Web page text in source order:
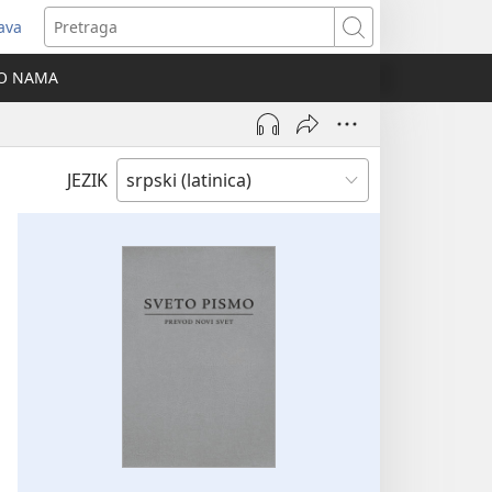
Pretraga
NAMA
JEZIK